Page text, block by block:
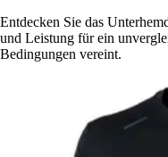
Entdecken Sie das
und Leistung für ein
Bedingungen vereint.